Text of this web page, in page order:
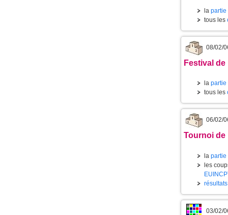
la partie
tous les
08/02/
Festival
la partie
tous les
06/02/
Tournoi de
la partie
les
03/02/